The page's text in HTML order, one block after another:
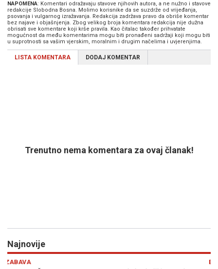
NAPOMENA: Komentari odražavaju stavove njihovih autora, a ne nužno i stavove
redakcije Slobodna Bosna. Molimo korisnike da se suzdrže od vrijeđanja,
psovanja i vulgarnog izražavanja. Redakcija zadržava pravo da obriše komentar
bez najave i objašnjenja. Zbog velikog broja komentara redakcija nije dužna
obrisati sve komentare koji krše pravila. Kao čitalac također prihvatate
mogućnost da među komentarima mogu biti pronađeni sadržaji koji mogu biti
u suprotnosti sa vašim vjerskim, moralnim i drugim načelima i uvjerenjima.
LISTA KOMENTARA DODAJ KOMENTAR
Trenutno nema komentara za ovaj članak!
Najnovije